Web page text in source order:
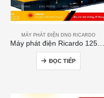
MÁY PHÁT ĐIỆN DNG RICARDO
Máy phát điện Ricardo 125kVA
ĐỌC TIẾP